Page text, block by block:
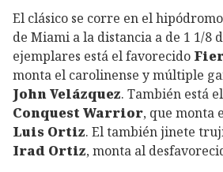
El clásico se corre en el
de Miami a la distancia a de 1 1/8
ejemplares está el favorecido
monta el carolinense y múltiple
John Velázquez. También está
Conquest Warrior, que monta
Luis Ortiz. El también jinete
Irad Ortiz, monta al